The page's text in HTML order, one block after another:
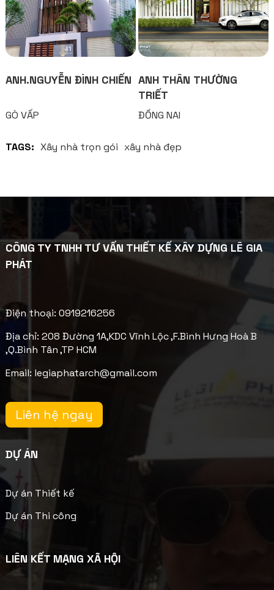
ANH.NGUYỄN ĐÌNH CHIẾN
GÒ VẤP
ANH THÂN THƯỜNG
TRIẾT
ĐỒNG NAI
TAGS: Xây nhà trọn gói xây nhà đẹp
CÔNG TY TNHH TƯ VẤN THIẾT KẾ XÂY DỰNG LÊ GIA
PHÁT
Điện thoại: 0919216256
Địa chỉ: 208 Đường 1A,KDC Vĩnh Lộc ,F.Bình Hưng Hoà B
,Q.Bình Tân ,TP HCM
Email: legiaphatarch@gmail.com
Liên hệ ngay
DỰ ÁN
Dự án Thiết kế
Dự án Thi công
LIÊN KẾT MẠNG XÃ HỘI